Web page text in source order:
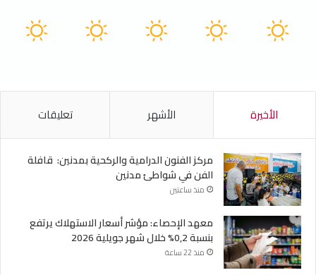
الأخيرة الأشهر تعليقات
مركز الفنون الدرامية والركحية بمدنين: قافلة
الفن في شواطئ مدنين
منذ ساعتين
معهد الإحصاء: مؤشر أسعار الاستهلاك يرتفع
بنسبة 0,2% خلال شهر جويلية 2026
منذ 22 ساعة